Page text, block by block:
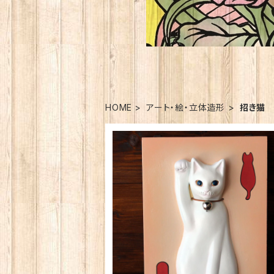
HOME アート・絵・立体造形 招き猫
壁掛け招き猫のお手製髭入れキット
TS.WORKS×YO-CO
¥23,760
SOLD OUT